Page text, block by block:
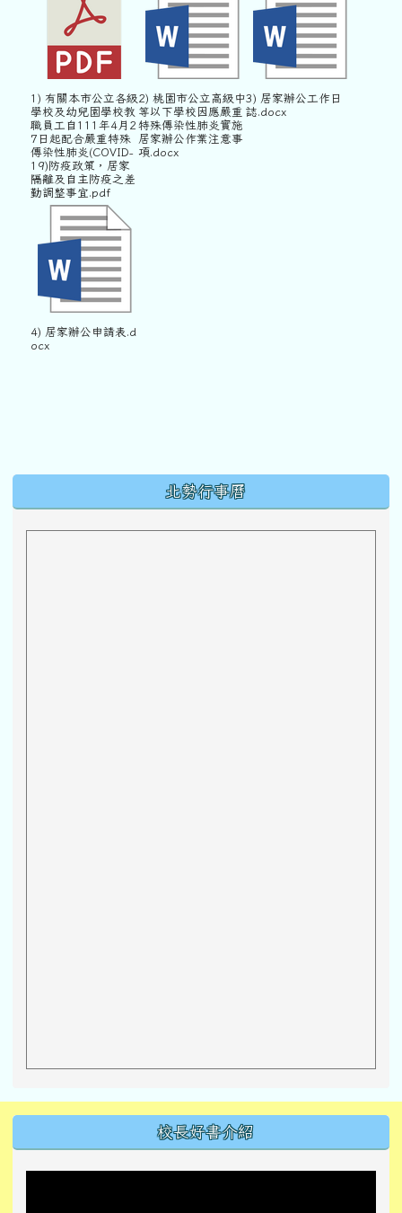
1) 有關本市公立各級
學校及幼兒園學校教
職員工自111年4月2
7日起配合嚴重特殊
傳染性肺炎(COVID-
19)防疫政策，居家
隔離及自主防疫之差
勤調整事宜.pdf
2) 桃園市公立高級中
等以下學校因應嚴重
特殊傳染性肺炎實施
居家辦公作業注意事
項.docx
3) 居家辦公工作日
誌.docx
4) 居家辦公申請表.d
ocx
北勢行事曆
校長好書介紹